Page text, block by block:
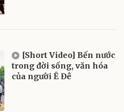
[Short Video] Bến nước
trong đời sống, văn hóa
của người Ê Đê